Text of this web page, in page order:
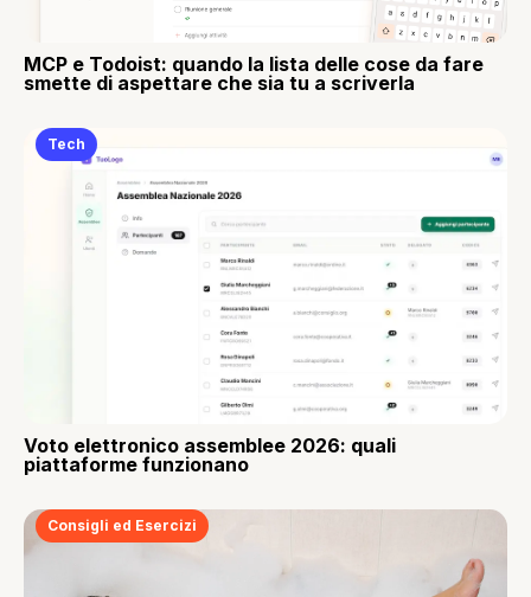
MCP e Todoist: quando la lista delle cose da fare
smette di aspettare che sia tu a scriverla
Tech
Voto elettronico assemblee 2026: quali
piattaforme funzionano
Consigli ed Esercizi